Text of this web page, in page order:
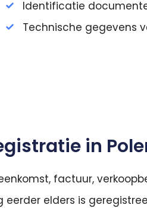
Identificatie
Technische gegevens
in
factuur,
elders is